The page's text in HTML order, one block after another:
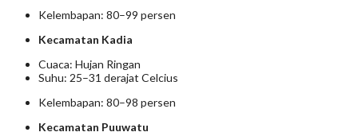
Kelembapan: 80–99 persen
Kecamatan Kadia
Cuaca: Hujan Ringan
Suhu: 25–31 derajat Celcius
Kelembapan: 80–98 persen
Kecamatan Puuwatu